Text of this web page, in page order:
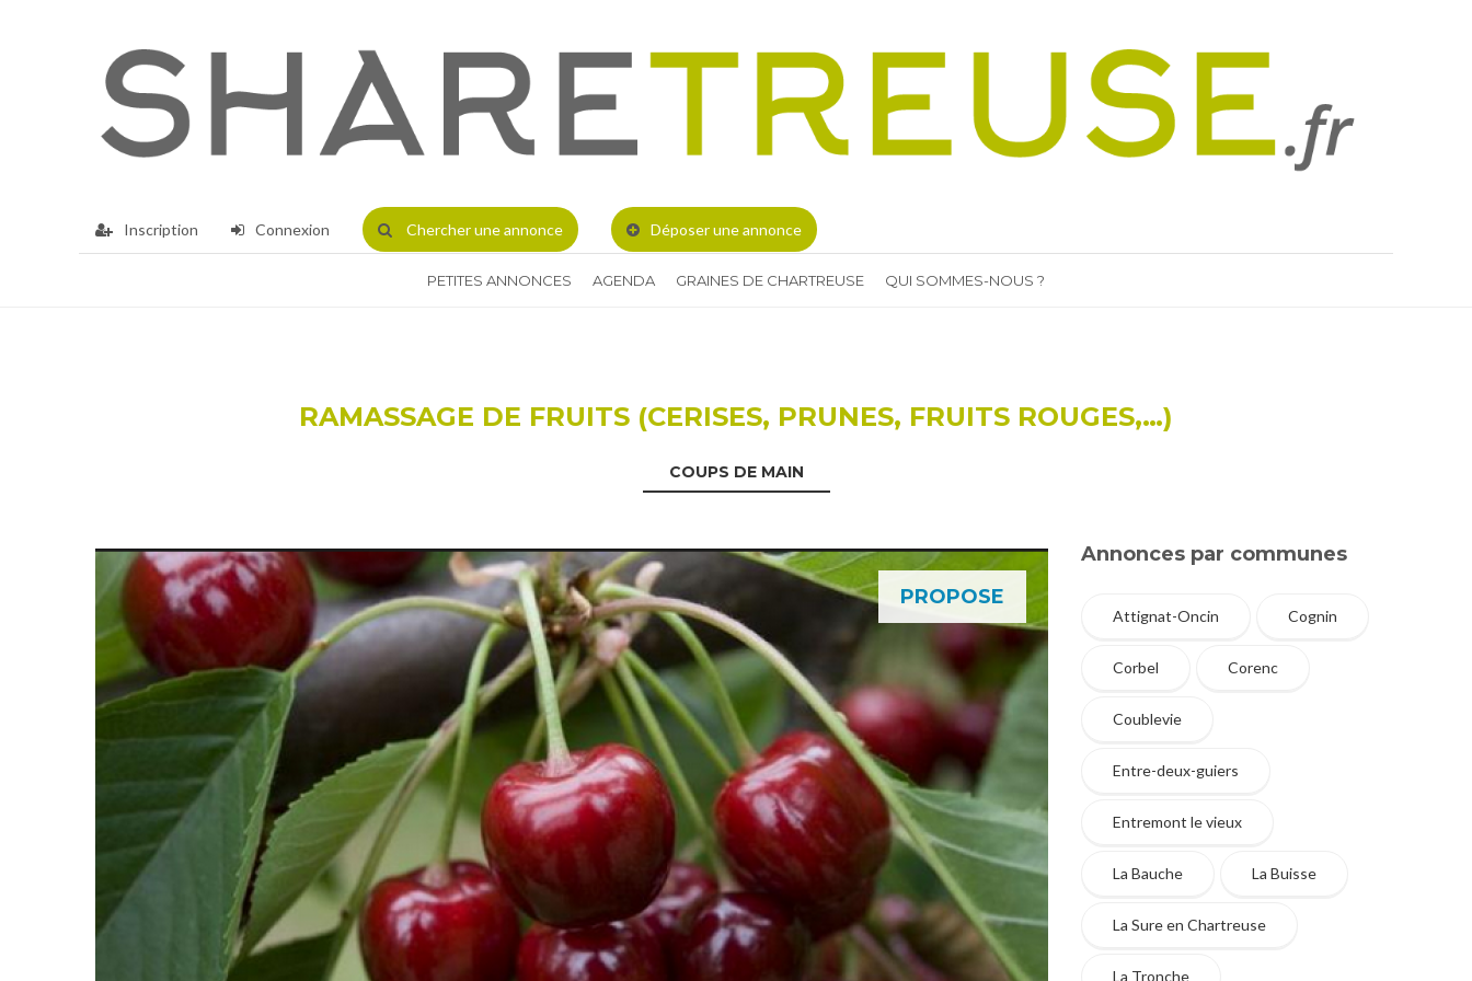
Inscription Connexion Chercherune annonce Déposer une annonce
PETITES ANNONCES AGENDA GRAINES DE CHARTREUSE QUI SOMMES-NOUS ?
RAMASSAGE DE FRUITS (CERISES, PRUNES, FRUITS ROUGES,…)
COUPS DE MAIN
PROPOSE
Annonces par communes
Attignat-Oncin Cognin
Corbel Corenc
Coublevie
Entre-deux-guiers
Entremont le vieux
La Bauche La Buisse
La Sure en Chartreuse
La Tronche